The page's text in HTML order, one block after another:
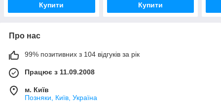
Купити Купити
Про нас
99% позитивних з 104 відгуків за рік
Працює з 11.09.2008
м. Київ
Позняки, Київ, Україна